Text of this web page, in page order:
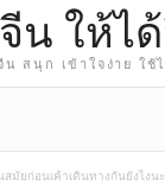
น ให้ไ
น สนุก เข้าใจง่าย ใช้
มัยก่อนเค้าเดินทางกันยังไงนะ